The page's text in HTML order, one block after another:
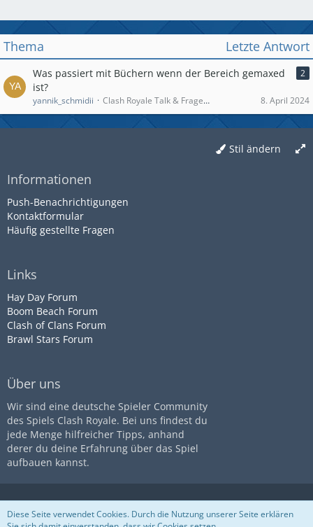
Thema Letzte Antwort
Was passiert mit Büchern wenn der Bereich gemaxed
ist?
2
yannik_schmidii Clash Royale Talk & Fragen zum Spiel 8. April 2024
Stil ändern
Informationen
Push-Benachrichtigungen
Kontaktformular
Häufig gestellte Fragen
Links
Hay Day Forum
Boom Beach Forum
Clash of Clans Forum
Brawl Stars Forum
Über uns
Wir sind eine deutsche Spieler Community
des Spiels Clash Royale. Bei uns findest du
jede Menge hilfreicher Tipps, anhand
derer du deine Erfahrung über das Spiel
aufbauen kannst.
Diese Seite ist nicht mit dem
UnternehmenSupercellassoziiert
Impressum
Datenschutz
Nutzungsbestimmungen
Diese Seite verwendet Cookies. Durch die Nutzung unserer Seite erklären